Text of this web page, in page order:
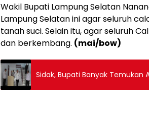
Wakil Bupati Lampung Selatan
Lampung Selatan ini agar seluruh
tanah suci. Selain itu, agar seluruh
dan berkembang. (mai/bow)
Sidak, Bupati Banyak Temukan